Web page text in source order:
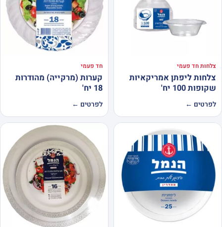
צלחות חד פעמי
צלחות ליפתן אמריקאיות
שקופות 100 יח'
לפרטים ←
חד פעמי
קערות (מרקייה) מהודרות
18 יח'
לפרטים ←